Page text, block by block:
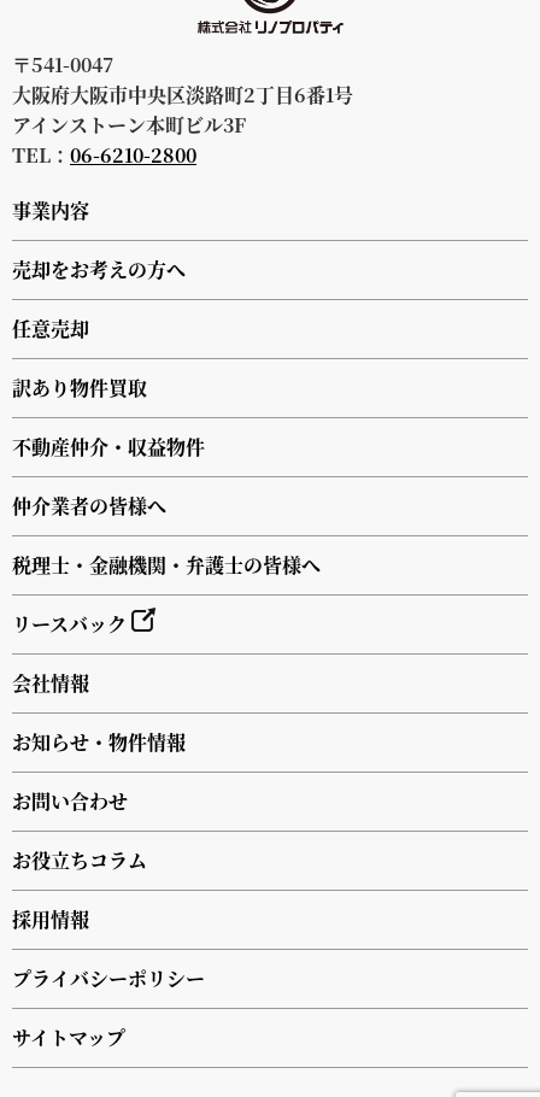
〒541-0047
大阪府大阪市中央区淡路町2丁目6番1号
アインストーン本町ビル3F
TEL： 06-6210-2800
事業内容
売却をお考えの方へ
任意売却
訳あり物件買取
不動産仲介・収益物件
仲介業者の皆様へ
税理士・金融機関・弁護士の皆様へ
リースバック
会社情報
お知らせ・物件情報
お問い合わせ
お役立ちコラム
採用情報
プライバシーポリシー
サイトマップ